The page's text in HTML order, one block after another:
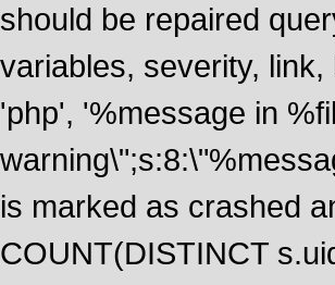
should be repaired
variables, severity,
'php', '%message in
is marked as crashed
COUNT(DISTINCT